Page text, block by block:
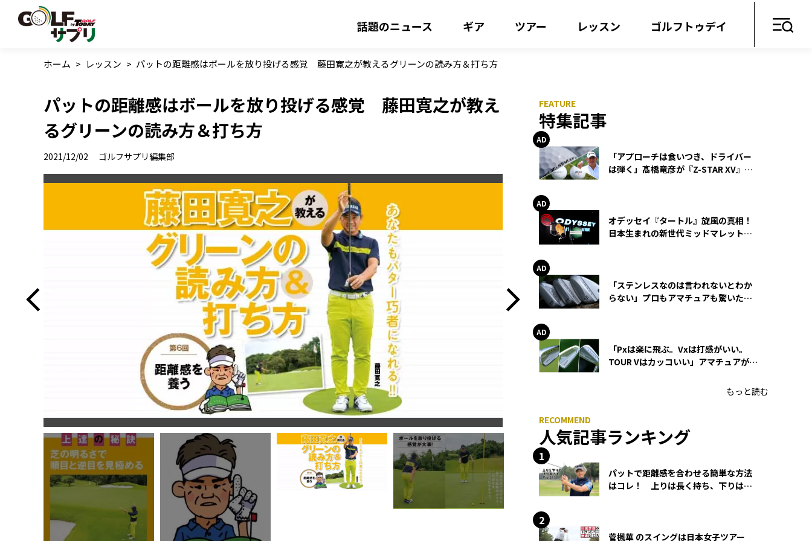
話題のニュース ギア ツアー レッスン ゴルフトゥデイ
ホーム > レッスン > パットの距離感はボールを放り投げる感覚 藤田寛之が教えるグリーンの読み方＆打ち方
パットの距離感はボールを放り投げる感覚 藤田寛之が教え
るグリーンの読み方＆打ち方
2021/12/02 ゴルフサプリ編集部
特集記事
「アプローチは食いつき、ドライバー
は弾く」髙橋竜彦が『Z-STAR XV』を
オデッセイ『タートル』旋風の真相！
日本生まれの新世代ミッドマレットが
「ステンレスなのは言われないとわか
らない」プロもアマチュアも驚いた
「Pxは楽に飛ぶ。Vxは打感がいい。
TOUR Vはカッコいい」アマチュアが選
もっと読む
人気記事ランキング
パットで距離感を合わせる簡単な方法
はコレ！ 上りは長く持ち、下りは短
菅楓華 のスイングは日本女子ツアー